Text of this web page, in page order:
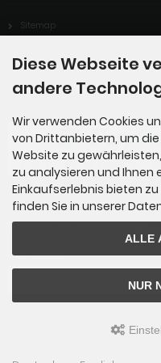
Sitemap
Zahlungsmethoden
Newsletter-Anmeldung
E-Mail-Adresse:
Diese Webseite
andere
Wir verwenden Cookies
von Drittanbietern, um
Website zu
zu analysieren und Ihnen
Einkaufserlebnis bieten
finden Sie in unserer
ALLE
NUR